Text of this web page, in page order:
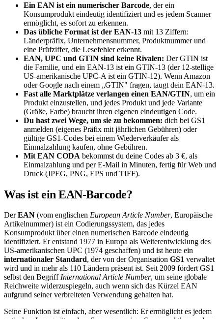
Ein EAN ist ein numerischer Barcode, der ein
Konsumprodukt eindeutig identifiziert und es jedem Scanner
ermöglicht, es sofort zu erkennen.
Das übliche Format ist der EAN-13 mit 13 Ziffern:
Länderpräfix, Unternehmensnummer, Produktnummer und
eine Prüfziffer, die Lesefehler erkennt.
EAN, UPC und GTIN sind keine Rivalen: Der GTIN ist
die Familie, und ein EAN-13 ist ein GTIN-13 (der 12-stellige
US-amerikanische UPC-A ist ein GTIN-12). Wenn Amazon
oder Google nach einem „GTIN" fragen, taugt dein EAN-13.
Fast alle Marktplätze verlangen einen EAN/GTIN, um ein
Produkt einzustellen, und jedes Produkt und jede Variante
(Größe, Farbe) braucht ihren eigenen eindeutigen Code.
Du hast zwei Wege, um sie zu bekommen: dich bei GS1
anmelden (eigenes Präfix mit jährlichen Gebühren) oder
gültige GS1-Codes bei einem Wiederverkäufer als
Einmalzahlung kaufen, ohne Gebühren.
Mit EAN CODA bekommst du deine Codes ab 3 €, als
Einmalzahlung und per E-Mail in Minuten, fertig für Web und
Druck (JPEG, PNG, EPS und TIFF).
Was ist ein EAN-Barcode?
DerEAN (vom englischen European Article Number, Europäische
Artikelnummer) ist ein Codierungssystem, das jedes
Konsumprodukt über einen numerischen Barcode eindeutig
identifiziert. Er entstand 1977 in Europa als Weiterentwicklung des
US-amerikanischen UPC (1974 geschaffen) und ist heute ein
internationaler Standard, der von der Organisation GS1 verwaltet
wird und in mehr als 110 Ländern präsent ist. Seit 2009 fördert GS1
selbst den BegriffInternational Article Number, um seine globale
Reichweite widerzuspiegeln, auch wenn sich das Kürzel EAN
aufgrund seiner verbreiteten Verwendung gehalten hat.
Seine Funktion ist einfach, aber wesentlich: Er ermöglicht es jedem